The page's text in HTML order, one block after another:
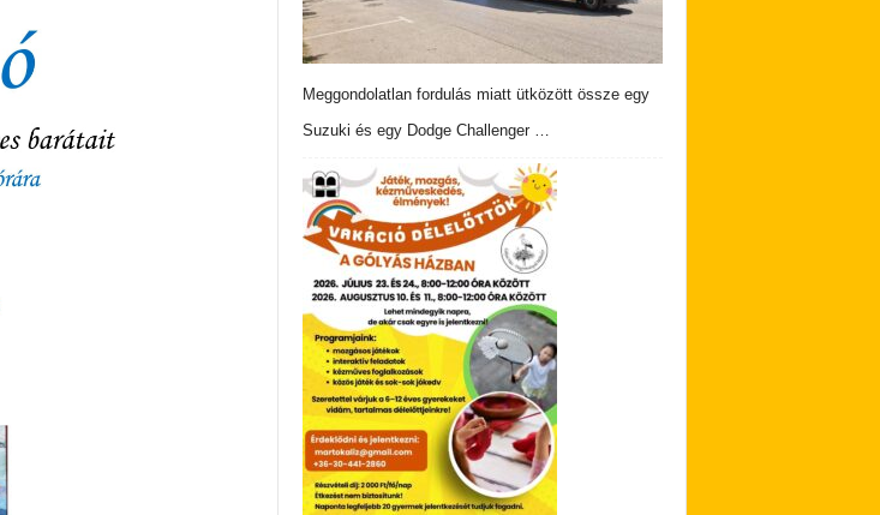
Meggondolatlan fordulás miatt ütközött össze egy
Suzuki és egy Dodge Challenger …